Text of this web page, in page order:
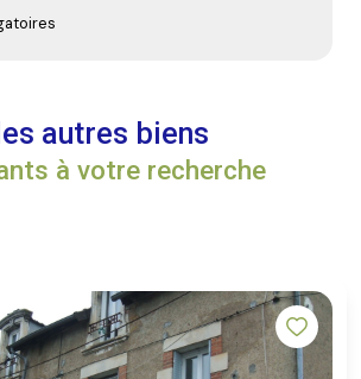
autres biens
à votre recherche